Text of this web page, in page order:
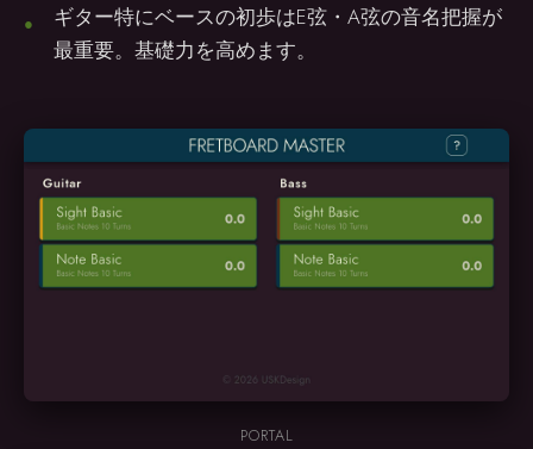
ギター特にベースの初歩はE弦・A弦の音名把握が
最重要。基礎力を高めます。
PORTAL